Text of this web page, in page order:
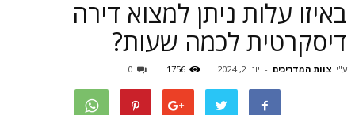
באיזו עלות ניתן למצוא דירה
דיסקרטית לכמה שעות?
ע"י צוות המדריכים - יוני 2, 2024 1756
0